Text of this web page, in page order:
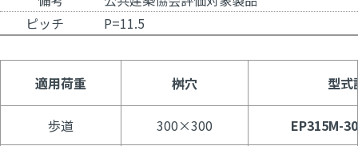
ピッチ
P=11.5
適用荷重 桝穴 型式
歩道 300×300 EP315M-